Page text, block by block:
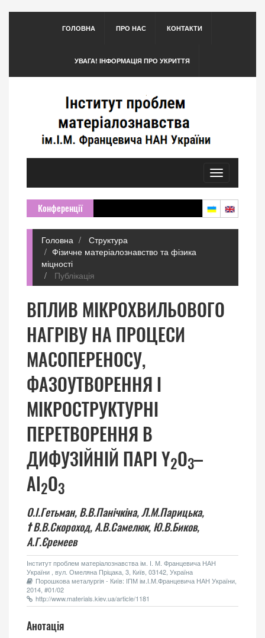
ГОЛОВНА ПРО НАС КОНТАКТИ
УВАГА! ІНФОРМАЦІЯ ПРО УКРИТТЯ
Toggle
navigation
Конференції
Головна
Структура
Фізичне матеріалознавство та фізика
міцності
Публікація
ВПЛИВ МІКРОХВИЛЬОВОГО
НАГРІВУ НА ПРОЦЕСИ
МАСОПЕРЕНОСУ,
ФАЗОУТВОРЕННЯ І
МІКРОСТРУКТУРНІ
ПЕРЕТВОРЕННЯ В
ДИФУЗІЙНІЙ ПАРІ Y2O3–
Al2O3
О.І.Гетьман, В.В.Панічкіна,Л.М.Парицька,
†В.В.Скороход, А.В.Самелюк, Ю.В.Биков,
А.Г.Єремеев
Інститут проблем матеріалознавства ім. І. М. Францевича НАН
України , вул. Омеляна Пріцака, 3, Київ, 03142, Україна
Порошкова металургія - Київ: ІПМ ім.І.М.Францевича НАН України,
2014, #01/02
http://www.materials.kiev.ua/article/1181
Анотація